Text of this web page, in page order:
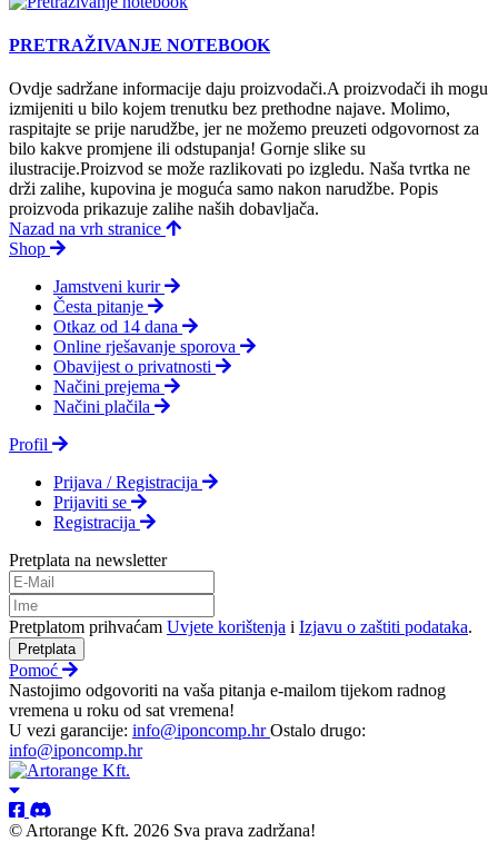
PRETRAŽIVANJE NOTEBOOK
Ovdje sadržane informacije daju proizvodači.A proizvodači ih mogu
izmijeniti u bilo kojem trenutku bez prethodne najave. Molimo,
raspitajte se prije narudžbe, jer ne možemo preuzeti odgovornost za
bilo kakve promjene ili odstupanja! Gornje slike su
ilustracije.Proizvod se može razlikovati po izgledu. Naša tvrtka ne
drži zalihe, kupovina je moguća samo nakon narudžbe. Popis
proizvoda prikazuje zalihe naših dobavljača.
Nazad na vrh stranice
Shop
Jamstveni kurir
Česta pitanje
Otkaz od 14 dana
Online rješavanje sporova
Obavijest o privatnosti
Načini prejema
Načini plačila
Profil
Prijava / Registracija
Prijaviti se
Registracija
Pretplata na newsletter
Pretplatom prihvaćam Uvjete korištenja i Izjavu o zaštiti podataka.
Pretplata
Pomoć
Nastojimo odgovoriti na vaša pitanja e-mailom tijekom radnog
vremena u roku od sat vremena!
U vezi garancije: info@iponcomp.hrOstalo drugo:
info@iponcomp.hr
© Artorange Kft. 2026 Sva prava zadržana!